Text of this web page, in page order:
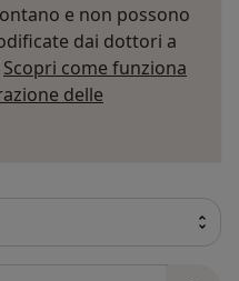
e non possono
dai dottori a
Scopri come funziona
delle